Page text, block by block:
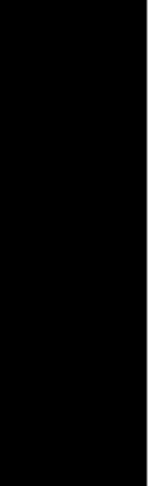
escenas
al borde
el mundo, Tesis
convertido en uno
del cine
y dejando
detrás
Park
algunas escenas
Park, con
¡Descubre las
de un clásico
de acción
para debatir